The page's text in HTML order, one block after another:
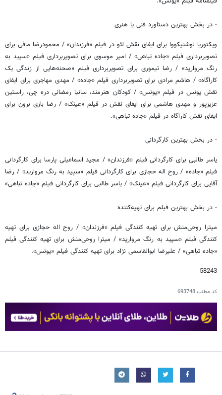
- در بخش بهترین دستاورد فنی یا هنری
ویکتوریا لوشنیکووا برای ایفای نقش لئو در فیلم «فرزندان» / محمودرضا مافی برای
تصویربرداری فیلم «جاده تباهی» / امیر موسوی برای تصویربرداری فیلم «سپید به
رنگ مروارید» / رضا تیموری برای تصویربرداری فیلم «صحنه‌هایی از زندگی یک
کاراگاه» / هاشم مرادی برای تصویربرداری فیلم «جاده» / مهدی مهاجری برای ایفای
نقش یونس در فیلم «یونس» / کودکان هنرمند، سانیا رمضانی دره چی، راستین
عزیزپور و مهدی هاشمی برای ایفای نقش در فیلم «عینک» / رضا بازی برون برای
ایفای نقش کاراگاه در فیلم «جاده تباهی».
- در بخش بهترین کارگردانی
یاسر طالبی برای کارگردانی فیلم «فرزندان» / مجید اسماعیلی پارسا برای کارگردانی
فیلم «جاده» / روح اله حجازی برای کارگردانی فیلم «سپید به رنگ مروارید» / رضا
آقایی برای کارگردانی فیلم «عینک» / یاسر طالبی برای کارگردانی فیلم «جاده تباهی»
- در بخش بهترین فیلم برای تهیه‌کننده
میترا روحی‌منش برای تهیه کنندگی فیلم «فرزندان» / روح اله حجازی برای تهیه
کنندگی فیلم «سپید به رنگ مروارید» / میترا روحی‌منش برای تهیه کنندگی فیلم
«جاده تباهی» / علیرضا ابوالقاسمی نژاد برای تهیه کنندگی فیلم «یونس».
58243
کد مطلب693748